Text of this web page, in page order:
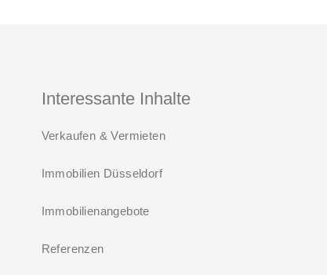
Interessante Inhalte
Verkaufen & Vermieten
Immobilien Düsseldorf
Immobilienangebote
Referenzen